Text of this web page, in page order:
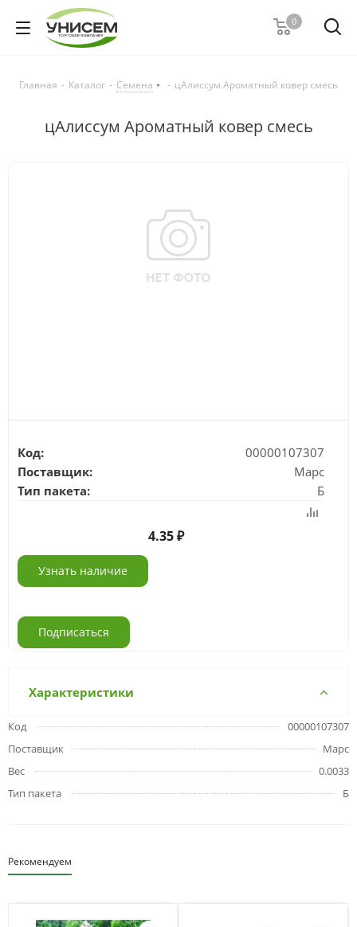
0
Главная - Каталог - Семена - цАлиссум Ароматный ковер смесь
цАлиссум Ароматный ковер смесь
Код:
00000107307
Поставщик:
Марс
Тип пакета:
Б
4.35
Узнать наличие
Подписаться
Характеристики
Код
00000107307
Поставщик
Марс
Вес
0.0033
Тип пакета
Б
Рекомендуем